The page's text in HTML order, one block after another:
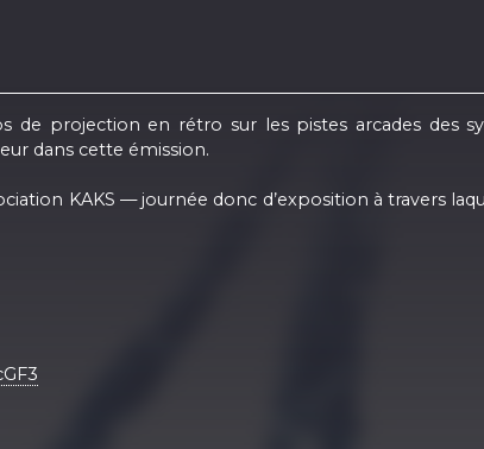
projection en rétro sur les pistes arcades des
dans cette émission.
KAKS — journée donc d’exposition à travers